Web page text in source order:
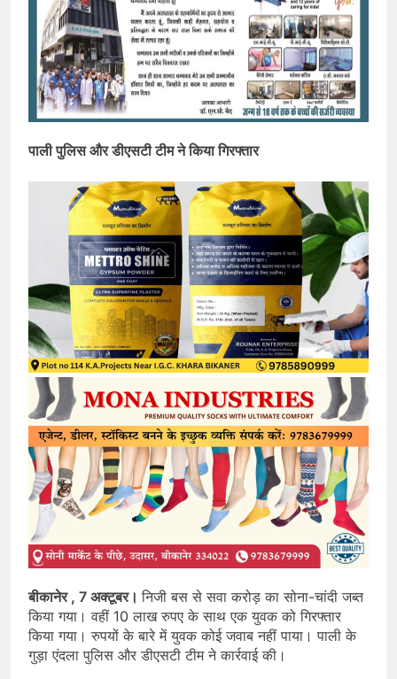
पाली पुलिस और डीएसटी टीम ने किया गिरफ्तार
बीकानेर , 7 अक्टूबर।निजी बस से सवा करोड़ का सोना-चांदी जब्त
किया गया। वहीं 10 लाख रुपए के साथ एक युवक को गिरफ्तार
किया गया। रुपयों के बारे में युवक कोई जवाब नहीं पाया। पाली के
गुड़ा एंदला पुलिस और डीएसटी टीम ने कार्रवाई की।